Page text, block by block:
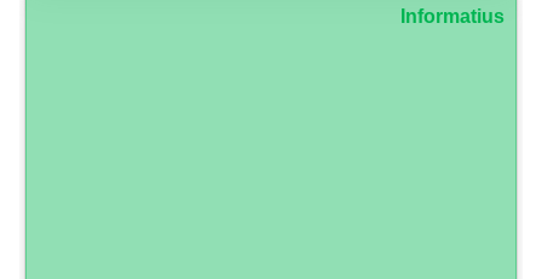
Informatius